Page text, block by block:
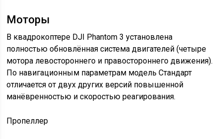
Моторы
В квадрокоптере DJI Phantom 3 установлена
полностью обновлённая система двигателей (четыре
мотора левостороннего и правостороннего движения).
По навигационным параметрам модель Стандарт
отличается от двух других версий повышенной
манёвренностью и скоростью реагирования.
Пропеллер